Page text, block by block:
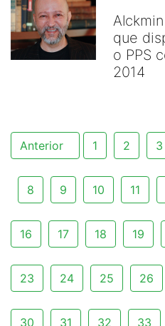
que
o PPS
2014
Anterior 1 2 3
8 9 10 11
16 17 18 19
23 24 25 26
30 31 32 33